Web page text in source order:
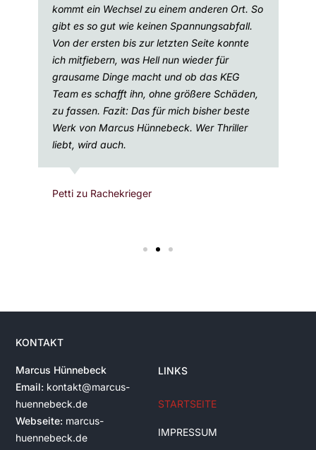
kommt ein Wechsel zu einem anderen Ort. So
gibt es so gut wie keinen Spannungsabfall.
Von der ersten bis zur letzten Seite konnte
ich mitfiebern, was Hell nun wieder für
grausame Dinge macht und ob das KEG
Team es schafft ihn, ohne größere Schäden,
zu fassen. Fazit: Das für mich bisher beste
Werk von Marcus Hünnebeck. Wer Thriller
liebt, wird auch.
Petti zu Rachekrieger
KONTAKT
Marcus Hünnebeck
Email: kontakt@marcus-
huennebeck.de
Webseite: marcus-
huennebeck.de
LINKS
STARTSEITE
IMPRESSUM